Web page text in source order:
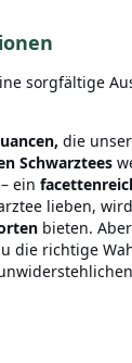
sorgfältige
die unser
Schwarztees
ein
lieben,
bieten.
die richtige